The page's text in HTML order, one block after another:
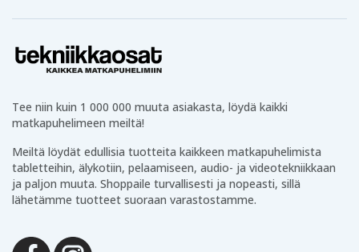
Tee niin kuin 1 000 000 muuta asiakasta, löydä kaikki
matkapuhelimeen meiltä!
Meiltä löydät edullisia tuotteita kaikkeen matkapuhelimista
tabletteihin, älykotiin, pelaamiseen, audio- ja videotekniikkaan
ja paljon muuta. Shoppaile turvallisesti ja nopeasti, sillä
lähetämme tuotteet suoraan varastostamme.